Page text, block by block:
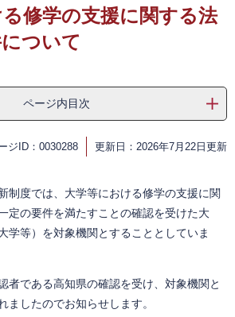
修学の支援に関する法
ついて
ページ内目次
ジID：0030288 更新日：2026年7月22日更新
制度では、大学等における修学の支援に関
定の要件を満たすことの確認を受けた大
学等）を対象機関とすることとしていま
者である高知県の確認を受け、対象機関と
ましたのでお知らせします。